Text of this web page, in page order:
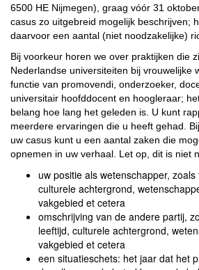
6500 HE Nijmegen), graag vóór 31
casus zo uitgebreid mogelijk beschrijven;
daarvoor een aantal (niet noodzakelijke)
Bij voorkeur horen we over praktijken die
Nederlandse universiteiten bij vrouwelijke
functie van promovendi, onderzoeker,
universitair hoofddocent en hoogleraar;
belang hoe lang het geleden is. U kunt
meerdere ervaringen die u heeft gehad.
uw casus kunt u een aantal zaken die
opnemen in uw verhaal. Let op, dit is niet
uw positie als wetenschapper,
culturele achtergrond,
vakgebied et cetera
omschrijving van de andere partij,
leeftijd, culturele achtergrond,
vakgebied et cetera
een situatieschets: het jaar dat het